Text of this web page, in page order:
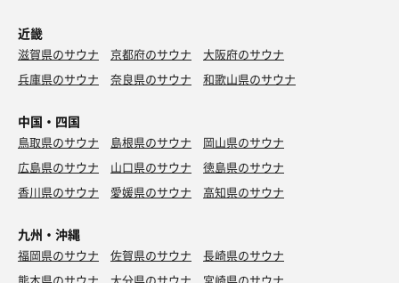
近畿
滋賀県のサウナ 京都府のサウナ
大阪府のサウナ
兵庫県のサウナ
奈良県のサウナ 和歌山県のサウナ
中国・四国
鳥取県のサウナ 島根県のサウナ
岡山県のサウナ
広島県のサウナ
山口県のサウナ
徳島県のサウナ
香川県のサウナ
愛媛県のサウナ 高知県のサウナ
九州・沖縄
福岡県のサウナ 佐賀県のサウナ
長崎県のサウナ